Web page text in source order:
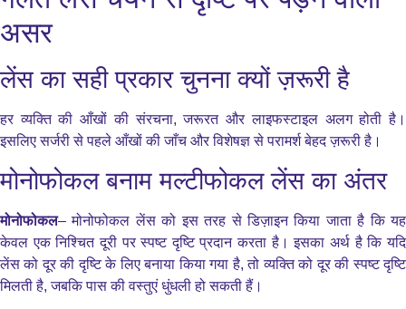
असर
लेंस का सही प्रकार चुनना क्यों ज़रूरी है
हर व्यक्ति की आँखों की संरचना, जरूरत और लाइफस्टाइल अलग होती है।
इसलिए सर्जरी से पहले आँखों की जाँच और विशेषज्ञ से परामर्श बेहद ज़रूरी है।
मोनोफोकल बनाम मल्टीफोकल लेंस का अंतर
मोनोफोकल– मोनोफोकल लेंस को इस तरह से डिज़ाइन किया जाता है कि यह
केवल एक निश्चित दूरी पर स्पष्ट दृष्टि प्रदान करता है। इसका अर्थ है कि यदि
लेंस को दूर की दृष्टि के लिए बनाया किया गया है, तो व्यक्ति को दूर की स्पष्ट दृष्टि
मिलती है, जबकि पास की वस्तुएं धुंधली हो सकती हैं।